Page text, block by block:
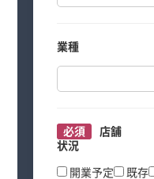
業種
必須
店舗
状況
開業予定 既存